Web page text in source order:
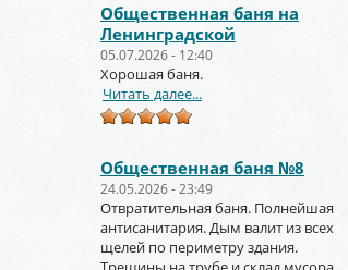
Общественная баня на
Ленинградской
05.07.2026 - 12:40
Хорошая баня.
Читать далее...
Общественная баня №8
24.05.2026 - 23:49
Отвратительная баня. Полнейшая
антисанитария. Дым валит из всех
щелей по периметру здания.